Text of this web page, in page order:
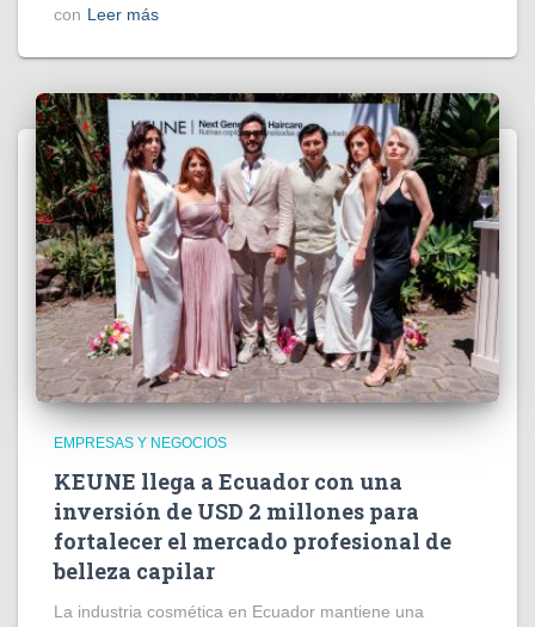
con Leer más
EMPRESAS Y NEGOCIOS
KEUNE llega a Ecuador con una
inversión de USD 2 millones para
fortalecer el mercado profesional de
belleza capilar
La industria cosmética en Ecuador mantiene una